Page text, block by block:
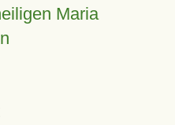
Maria